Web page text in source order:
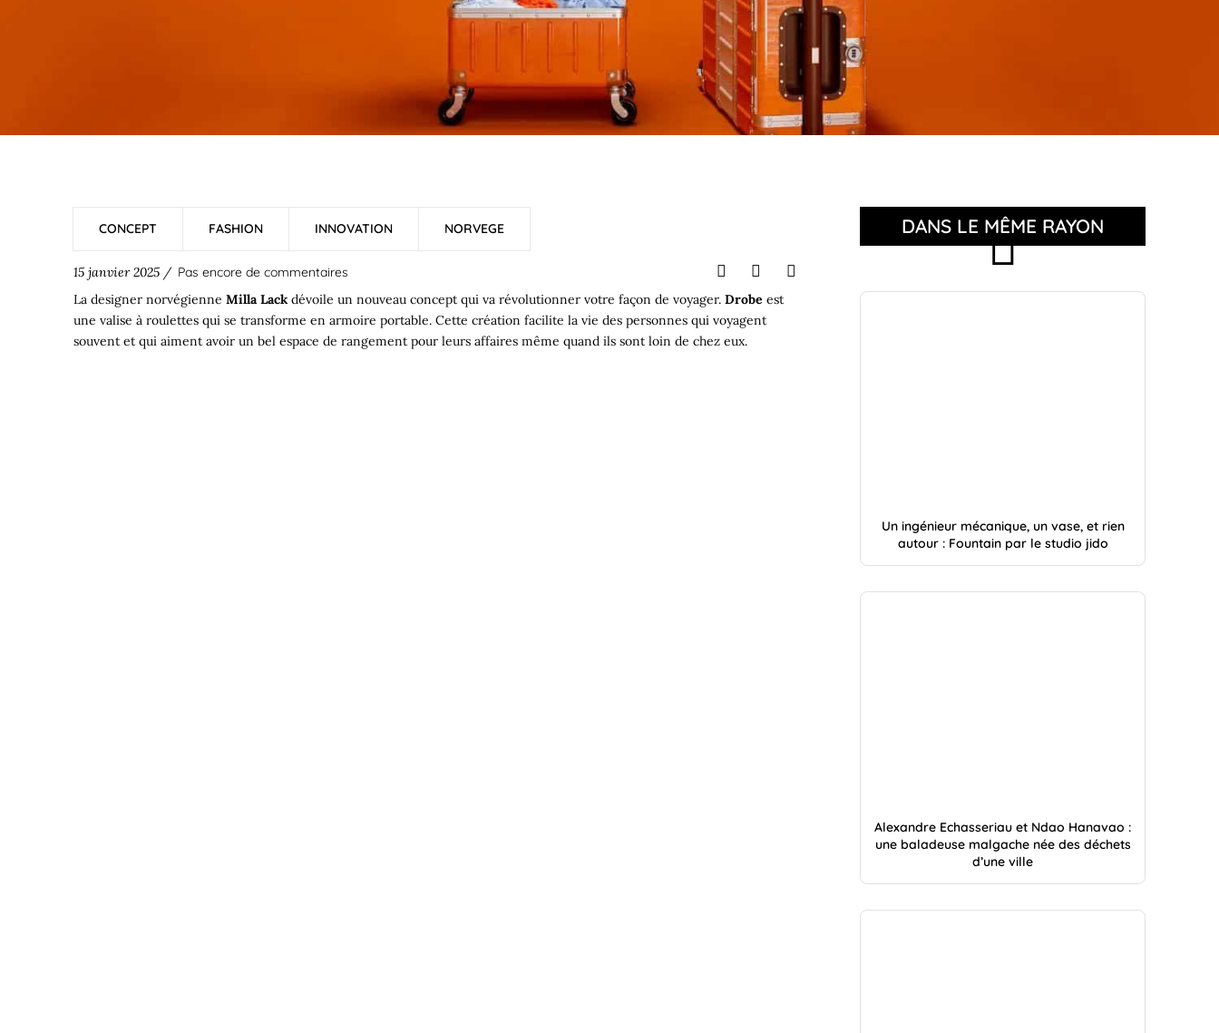
CONCEPT FASHION INNOVATION NORVEGE
15 janvier 2025 / Pas encore de commentaires
La designer norvégienne Milla Lackdévoile un nouveau concept qui va révolutionner votre façon de voyager. Drobe est
une valise à roulettes qui se transforme en armoire portable. Cette création facilite la vie des personnes qui voyagent
souvent et qui aiment avoir un bel espace de rangement pour leurs affaires même quand ils sont loin de chez eux.
DANS LE MÊME RAYON
Un ingénieur mécanique, un vase, et rien
autour : Fountain par le studio jido
Alexandre Echasseriau et Ndao Hanavao :
une baladeuse malgache née des déchets
d’une ville